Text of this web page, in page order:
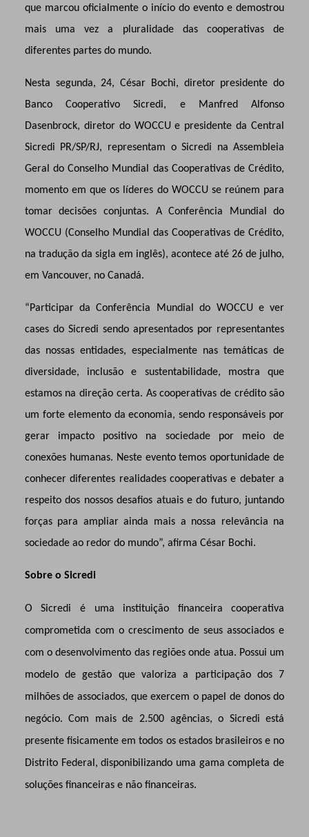
que marcou oficialmente o início do evento e demostrou
mais uma vez a pluralidade das cooperativas de
diferentes partes do mundo.
Nesta segunda, 24, César Bochi, diretor presidente do
Banco Cooperativo Sicredi, e Manfred Alfonso
Dasenbrock, diretor do WOCCU e presidente da Central
Sicredi PR/SP/RJ, representam o Sicredi na Assembleia
Geral do Conselho Mundial das Cooperativas de Crédito,
momento em que os líderes do WOCCU se reúnem para
tomar decisões conjuntas. A Conferência Mundial do
WOCCU (Conselho Mundial das Cooperativas de Crédito,
na tradução da sigla em inglês), acontece até 26 de julho,
em Vancouver, no Canadá.
“Participar da Conferência Mundial do WOCCU e ver
cases do Sicredi sendo apresentados por representantes
das nossas entidades, especialmente nas temáticas de
diversidade, inclusão e sustentabilidade, mostra que
estamos na direção certa. As cooperativas de crédito são
um forte elemento da economia, sendo responsáveis por
gerar impacto positivo na sociedade por meio de
conexões humanas. Neste evento temos oportunidade de
conhecer diferentes realidades cooperativas e debater a
respeito dos nossos desafios atuais e do futuro, juntando
forças para ampliar ainda mais a nossa relevância na
sociedade ao redor do mundo”, afirma César Bochi.
Sobre o Sicredi
O Sicredi é uma instituição financeira cooperativa
comprometida com o crescimento de seus associados e
com o desenvolvimento das regiões onde atua. Possui um
modelo de gestão que valoriza a participação dos 7
milhões de associados, que exercem o papel de donos do
negócio. Com mais de 2.500 agências, o Sicredi está
presente fisicamente em todos os estados brasileiros e no
Distrito Federal, disponibilizando uma gama completa de
soluções financeiras e não financeiras.